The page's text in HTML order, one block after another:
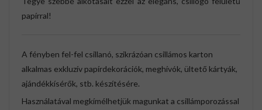
papírral!
A fényben fel-fel csillanó, szikrázóan csillámos karton
alkalmas exkluzív papírdekorációk, meghívók, ültető kártyák,
ajándékkísérők, stb. készítésére.
Használatával megkímélhetjük magunkat a csillámporozással